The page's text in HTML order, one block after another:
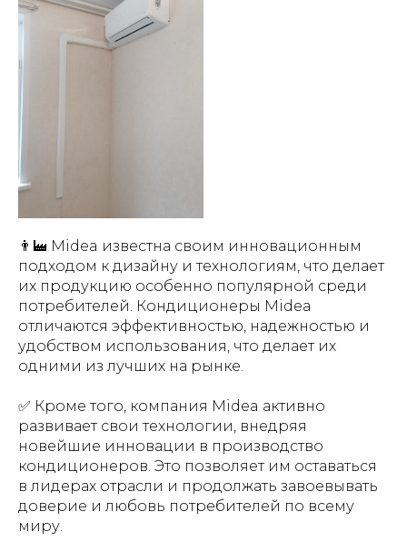
👨‍🏭 Midea известна своим инновационным
подходом к дизайну и технологиям, что делает
их продукцию особенно популярной среди
потребителей. Кондиционеры Midea
отличаются эффективностью, надежностью и
удобством использования, что делает их
одними из лучших на рынке.
✅ Кроме того, компания Midea активно
развивает свои технологии, внедряя
новейшие инновации в производство
кондиционеров. Это позволяет им оставаться
в лидерах отрасли и продолжать завоевывать
доверие и любовь потребителей по всему
миру.